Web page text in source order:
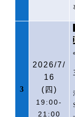
3
2026/7/
16
( 四)
19:00-
21:00